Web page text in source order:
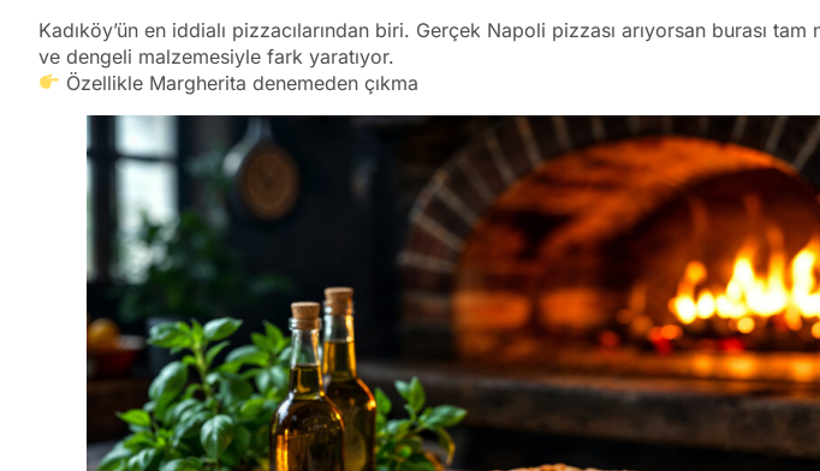
Kadıköy’ün en iddialı pizzacılarından biri. Gerçek Napoli pizzası arıyorsan burası tam
ve dengeli malzemesiyle fark yaratıyor.
Özellikle Margherita denemeden çıkma